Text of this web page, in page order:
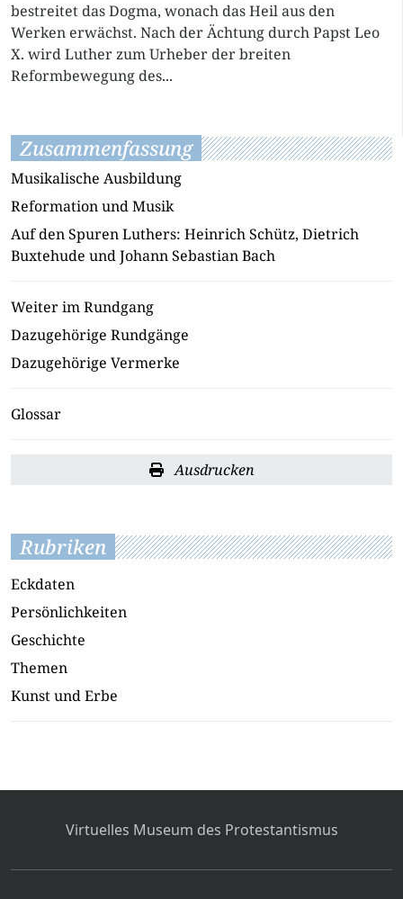
bestreitet das Dogma, wonach das Heil aus den
Werken erwächst. Nach der Ächtung durch Papst Leo
X. wird Luther zum Urheber der breiten
Reformbewegung des...
Zusammenfassung
Musikalische Ausbildung
Reformation und Musik
Auf den Spuren Luthers: Heinrich Schütz, Dietrich
Buxtehude und Johann Sebastian Bach
Weiter im Rundgang
Dazugehörige Rundgänge
Dazugehörige Vermerke
Glossar
Ausdrucken
Rubriken
Eckdaten
Persönlichkeiten
Geschichte
Themen
Kunst und Erbe
Virtuelles Museum des Protestantismus